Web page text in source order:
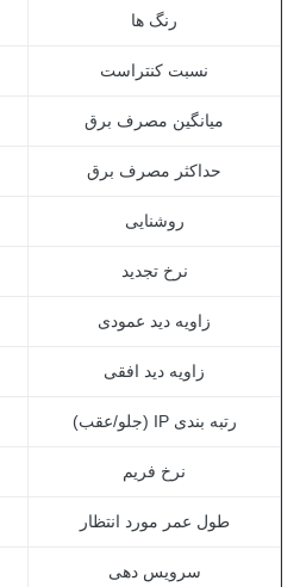
رنگ ها
نسبت کنتراست
میانگین مصرف برق
حداکثر مصرف برق
روشنایی
نرخ تجدید
زاویه دید عمودی
زاویه دید افقی
رتبه بندی IP (جلو/عقب)
نرخ فریم
طول عمر مورد انتظار
سرویس دهی